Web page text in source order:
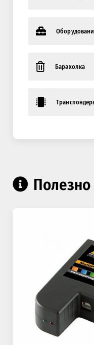
Барахолка
Полезно